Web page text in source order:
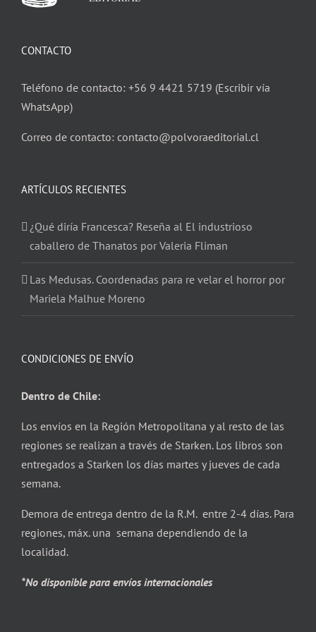
CONTACTO
Teléfono de contacto: +56 9 4421 5719 (Escribir vía
WhatsApp)
Correo de contacto: contacto@polvoraeditorial.cl
ARTÍCULOS RECIENTES
¿Qué diría Francesca? Reseña al El industrioso
caballero de Thanatos por Valeria Fliman
Las Medusas. Coordenadas para re velar el horror por
Mariela Malhue Moreno
CONDICIONES DE ENVÍO
Dentro de Chile:
Los envíos en la Región Metropolitana y al resto de las
regiones se realizan a través de Starken. Los libros son
entregados a Starken los días martes y jueves de cada
semana.
Demora de entrega dentro de la R.M. entre 2-4 días. Para
regiones, máx. una semana dependiendo de la
localidad.
*No disponible para envíos internacionales